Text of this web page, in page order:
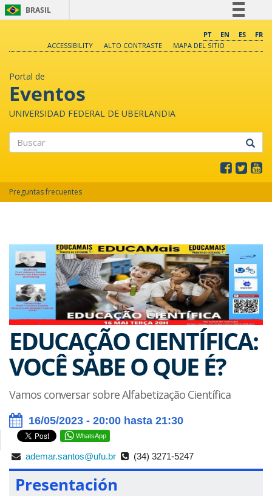
BRASIL
Comunica BR
PT EN ES
FR
ACCESSIBILITY
ALTO CONTRASTE MAPA DEL SITIO
Portal de
Eventos
UNIVERSIDAD FEDERAL DE UBERLANDIA
Preguntas frecuentes
EDUCAÇÃO CIENTÍFICA:
VOCÊ SABE O QUE É?
Vamos conversar sobre Alfabetização Científica
16/05/2023 - 20:00 hasta 21:30
WhatsApp
ademar.santos@ufu.br (34) 3271-5247
Presentación